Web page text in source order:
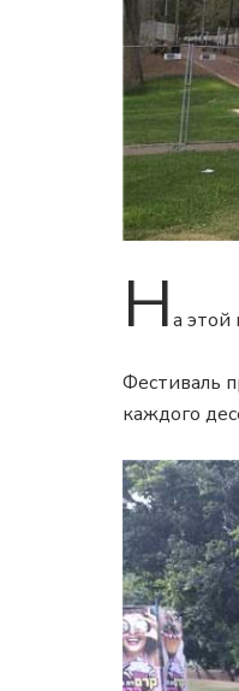
На этой
Фестиваль
каждого